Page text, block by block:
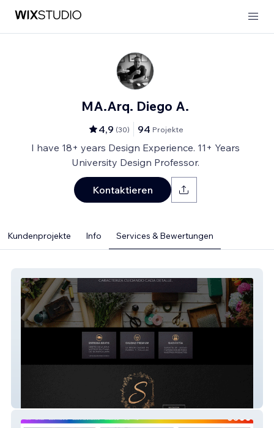
MA.Arq. Diego A.
4,9 (30) 94 Projekte
I have 18+ years Design Experience. 11+ Years
University Design Professor.
Kontaktieren
Kundenprojekte Info Services & Bewertungen